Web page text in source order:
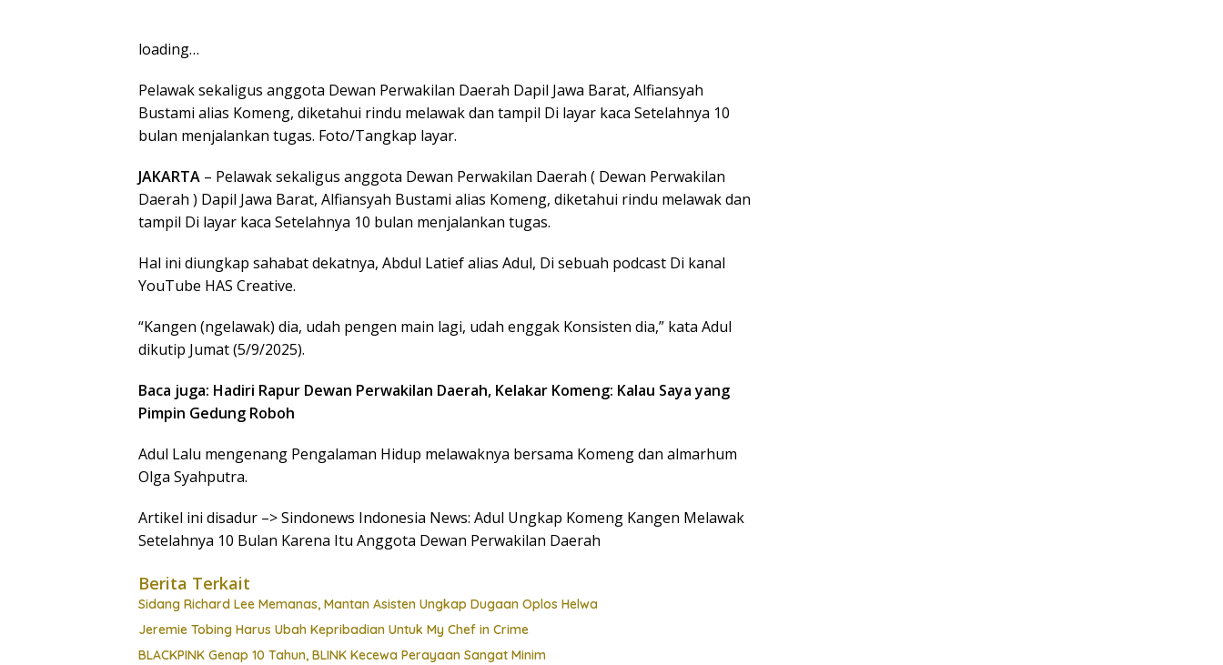
loading…
Pelawak sekaligus anggota Dewan Perwakilan Daerah Dapil Jawa Barat, Alfiansyah
Bustami alias Komeng, diketahui rindu melawak dan tampil Di layar kaca Setelahnya 10
bulan menjalankan tugas. Foto/Tangkap layar.
JAKARTA – Pelawak sekaligus anggota Dewan Perwakilan Daerah ( Dewan Perwakilan
Daerah ) Dapil Jawa Barat, Alfiansyah Bustami alias Komeng, diketahui rindu melawak dan
tampil Di layar kaca Setelahnya 10 bulan menjalankan tugas.
Hal ini diungkap sahabat dekatnya, Abdul Latief alias Adul, Di sebuah podcast Di kanal
YouTube HAS Creative.
“Kangen (ngelawak) dia, udah pengen main lagi, udah enggak Konsisten dia,” kata Adul
dikutip Jumat (5/9/2025).
Baca juga: Hadiri Rapur Dewan Perwakilan Daerah, Kelakar Komeng: Kalau Saya yang
Pimpin Gedung Roboh
Adul Lalu mengenang Pengalaman Hidup melawaknya bersama Komeng dan almarhum
Olga Syahputra.
Artikel ini disadur –> Sindonews Indonesia News: Adul Ungkap Komeng Kangen Melawak
Setelahnya 10 Bulan Karena Itu Anggota Dewan Perwakilan Daerah
Berita Terkait
Sidang Richard Lee Memanas, Mantan Asisten Ungkap Dugaan Oplos Helwa
Jeremie Tobing Harus Ubah Kepribadian Untuk My Chef in Crime
BLACKPINK Genap 10 Tahun, BLINK Kecewa Perayaan Sangat Minim